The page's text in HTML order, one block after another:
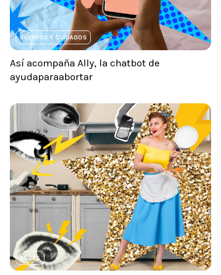
CUERPOS Y CUIDADOS
Así acompaña Ally, la chatbot de
ayudaparaabortar
VOCES